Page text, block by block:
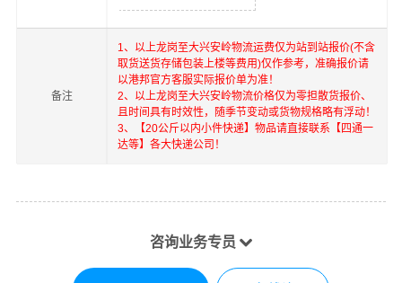
备注
1、以上龙岗至大兴安岭物流运费仅为站到站报价(不含
取货送货存储包装上楼等费用)仅作参考，准确报价请
以港邦官方客服实际报价单为准！
2、以上龙岗至大兴安岭物流价格仅为零担散货报价、
且时间具有时效性，随季节变动或货物规格略有浮动！
3、【20公斤以内小件快递】物品请直接联系【四通一
达等】各大快递公司！
咨询业务专员